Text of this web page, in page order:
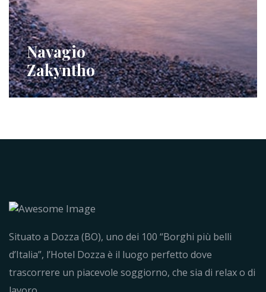
Navagio
Zakyntho
Situato a Dozza (BO), uno dei 100 “Borghi più belli
d’Italia”, l’Hotel Dozza è il luogo perfetto dove
trascorrere un piacevole soggiorno, che sia di relax o di